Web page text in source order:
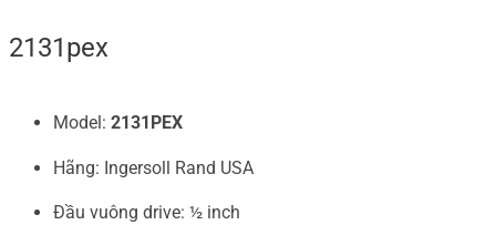
2131pex
Model: 2131PEX
Hãng: Ingersoll Rand USA
Đầu vuông drive: ½ inch